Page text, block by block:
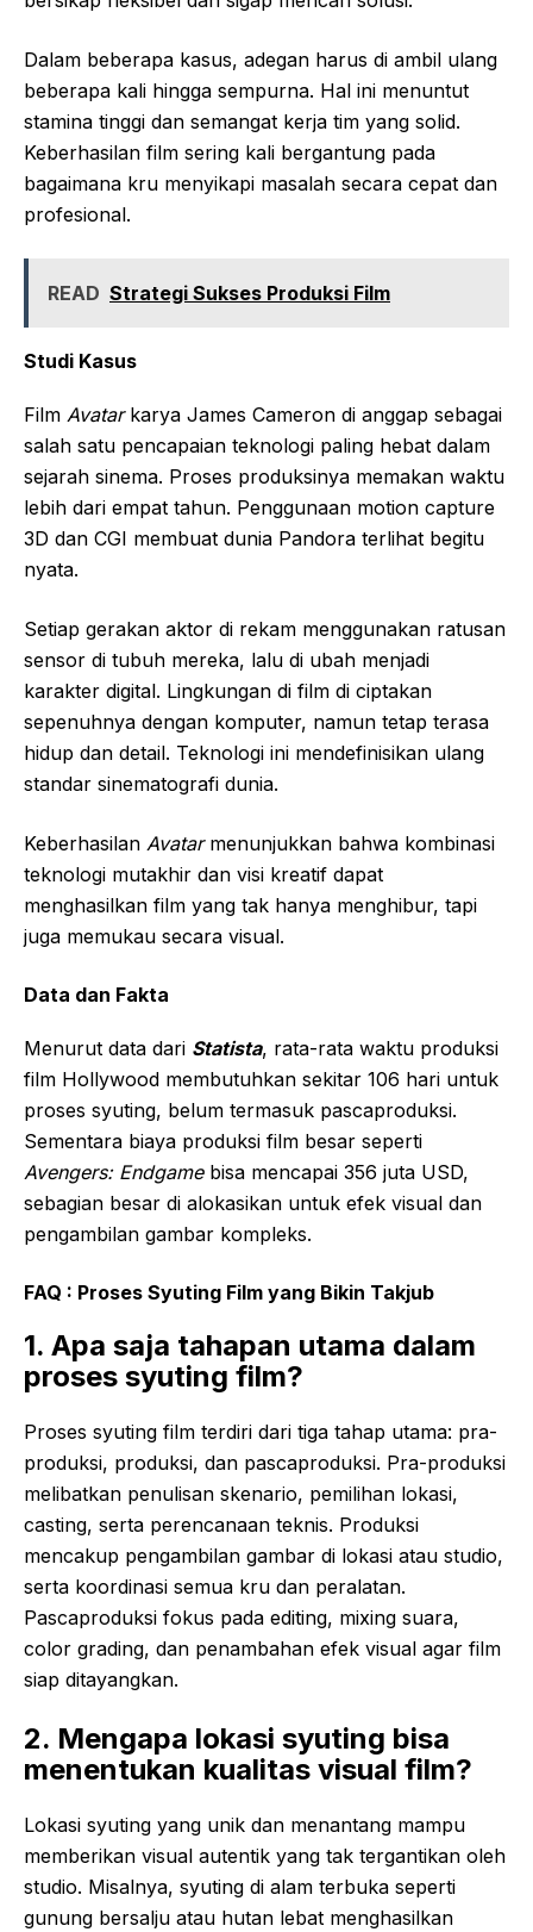
Dalam beberapa kasus, adegan harus di ambil ulang
beberapa kali hingga sempurna. Hal ini menuntut
stamina tinggi dan semangat kerja tim yang solid.
Keberhasilan film sering kali bergantung pada
bagaimana kru menyikapi masalah secara cepat dan
profesional.
READ Strategi Sukses Produksi Film
Studi Kasus
Film Avatarkarya James Cameron di anggap sebagai
salah satu pencapaian teknologi paling hebat dalam
sejarah sinema. Proses produksinya memakan waktu
lebih dari empat tahun. Penggunaan motion capture
3D dan CGI membuat dunia Pandora terlihat begitu
nyata.
Setiap gerakan aktor di rekam menggunakan ratusan
sensor di tubuh mereka, lalu di ubah menjadi
karakter digital. Lingkungan di film di ciptakan
sepenuhnya dengan komputer, namun tetap terasa
hidup dan detail. Teknologi ini mendefinisikan ulang
standar sinematografi dunia.
Keberhasilan Avatarmenunjukkan bahwa kombinasi
teknologi mutakhir dan visi kreatif dapat
menghasilkan film yang tak hanya menghibur, tapi
juga memukau secara visual.
Data dan Fakta
Menurut data dari Statista, rata-rata waktu produksi
film Hollywood membutuhkan sekitar 106 hari untuk
proses syuting, belum termasuk pascaproduksi.
Sementara biaya produksi film besar seperti
Avengers: Endgamebisa mencapai 356 juta USD,
sebagian besar di alokasikan untuk efek visual dan
pengambilan gambar kompleks.
FAQ : Proses Syuting Film yang Bikin Takjub
1. Apa saja tahapan utama dalam
proses syuting film?
Proses syuting film terdiri dari tiga tahap utama: pra-
produksi, produksi, dan pascaproduksi. Pra-produksi
melibatkan penulisan skenario, pemilihan lokasi,
casting, serta perencanaan teknis. Produksi
mencakup pengambilan gambar di lokasi atau studio,
serta koordinasi semua kru dan peralatan.
Pascaproduksi fokus pada editing, mixing suara,
color grading, dan penambahan efek visual agar film
siap ditayangkan.
2. Mengapa lokasi syuting bisa
menentukan kualitas visual film?
Lokasi syuting yang unik dan menantang mampu
memberikan visual autentik yang tak tergantikan oleh
studio. Misalnya, syuting di alam terbuka seperti
gunung bersalju atau hutan lebat menghasilkan